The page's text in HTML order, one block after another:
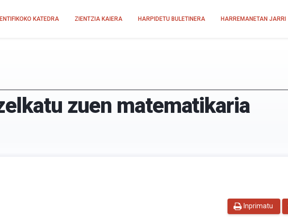
KATEDRA ZIENTZIA KAIERA HARPIDETU BULETINERA HARREMANETAN JARRI
zuen matematikaria
Inprimatu